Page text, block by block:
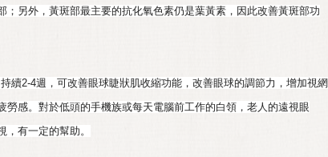
；另外，黃斑部最主要的抗化氧色素仍是葉黃素，因此改善黃斑部功
續2-4週，可改善眼球睫狀肌收縮功能，改善眼球的調節力，增加視網
勞感。對於低頭的手機族或每天電腦前工作的白領，老人的遠視眼
，有一定的幫助。